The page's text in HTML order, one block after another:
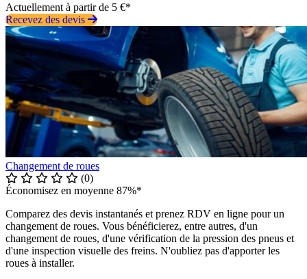
Actuellement à partir de 5 €*
Recevez des devis
Changement de roues
(0)
Économisez en moyenne 87%*
Comparez des devis instantanés et prenez RDV en ligne pour un
changement de roues. Vous bénéficierez, entre autres, d'un
changement de roues, d'une vérification de la pression des pneus et
d'une inspection visuelle des freins. N'oubliez pas d'apporter les
roues à installer.